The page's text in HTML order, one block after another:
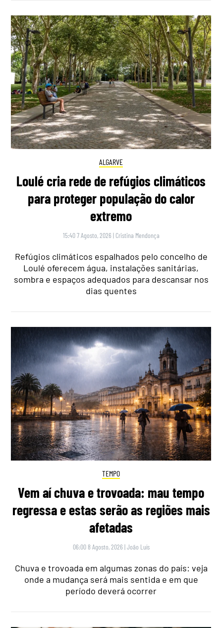
ALGARVE
Loulé cria rede de refúgios climáticos
para proteger população do calor
extremo
15:40 7 Agosto, 2026 | Cristina Mendonça
Refúgios climáticos espalhados pelo concelho de
Loulé oferecem água, instalações sanitárias,
sombra e espaços adequados para descansar nos
dias quentes
TEMPO
Vem aí chuva e trovoada: mau tempo
regressa e estas serão as regiões mais
afetadas
06:00 8 Agosto, 2026 |João Luís
Chuva e trovoada em algumas zonas do país: veja
onde a mudança será mais sentida e em que
período deverá ocorrer